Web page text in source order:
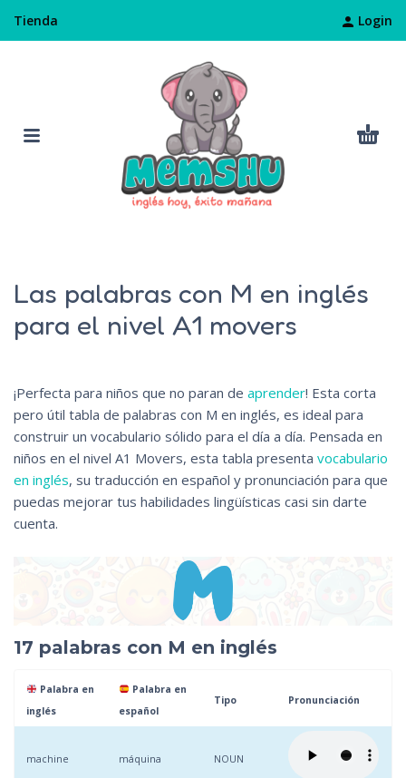
Tienda Login
Las palabras con M en inglés
para el nivel A1 movers
¡Perfecta para niños que no paran de aprender! Esta corta
pero útil tabla de palabras con M en inglés, es ideal para
construir un vocabulario sólido para el día a día. Pensada en
niños en el nivel A1 Movers, esta tabla presenta vocabulario
en inglés, su traducción en español y pronunciación para que
puedas mejorar tus habilidades lingüísticas casi sin darte
cuenta.
17 palabras con M en inglés
Palabra en
inglés
Palabra en
español
Tipo Pronunciación
machine máquina NOUN